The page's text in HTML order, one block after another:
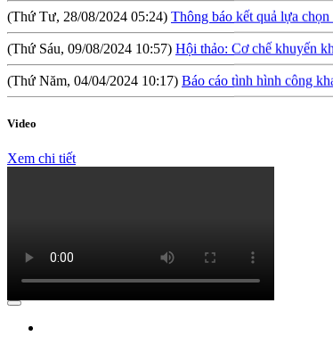
(Thứ Sáu, 09/08/2024 10:57)Hội thảo: Cơ chế khuyến
(Thứ Năm, 04/04/2024 10:17)Báo cáo tình hình công
(Thứ Tư, 31/01/2024 09:04)Lấy ý kiến đối với Dự thảo
(Thứ Hai, 09/10/2023 03:45)
(Thứ Hai, 09/10/2023 03:45)
(Thứ Hai, 20/03/2023 05:26)Báo cáo tình hình thực
(Thứ Hai, 20/03/2023 05:17)
Video
Xem chi tiết